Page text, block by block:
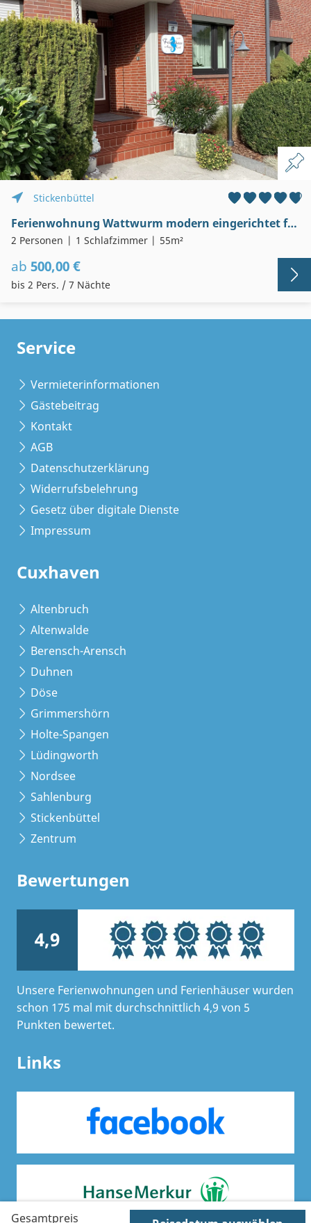
Gesamtpreis
Stickenbüttel
Ferienwohnung Wattwurm modern eingerichtet für Anspruchsvolle
2 Personen 1 Schlafzimmer 55m²
ab 500,00 €
bis 2 Pers. / 7 Nächte
Service
Vermieterinformationen
Gästebeitrag
Kontakt
AGB
Datenschutzerklärung
Widerrufsbelehrung
Gesetz über digitale Dienste
Impressum
Cuxhaven
Altenbruch
Altenwalde
Berensch-Arensch
Duhnen
Döse
Grimmershörn
Holte-Spangen
Lüdingworth
Nordsee
Sahlenburg
Stickenbüttel
Zentrum
Bewertungen
4,9
Unsere Ferienwohnungen und Ferienhäuser wurden
schon 175 mal mit durchschnittlich 4,9 von 5
Punkten bewertet.
Links